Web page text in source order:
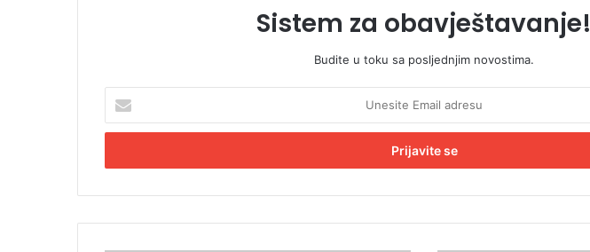
Sistem za obavještavanje!
Budite u toku sa posljednjim novostima.
e
i
E